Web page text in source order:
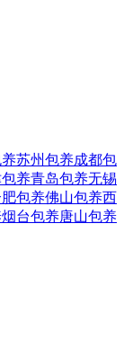
苏州包养成都包
养青岛包养无锡
包养佛山包养西
烟台包养唐山包养